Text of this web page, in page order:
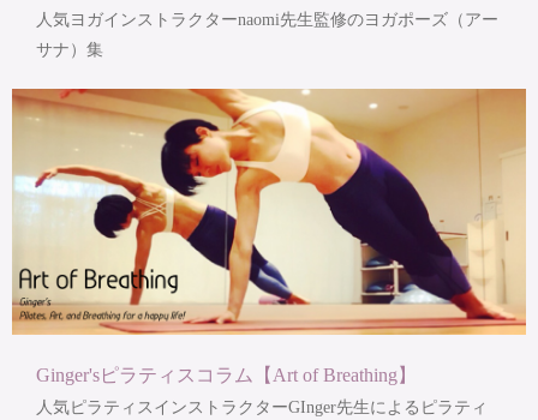
人気ヨガインストラクターnaomi先生監修のヨガポーズ（アー
サナ）集
Ginger'sピラティスコラム【Art of Breathing】
人気ピラティスインストラクターGInger先生によるピラティ